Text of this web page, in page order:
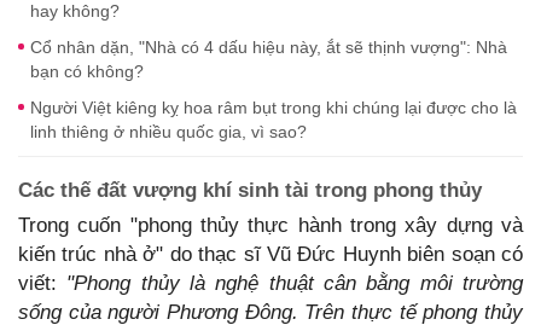
hay không?
Cổ nhân dặn, "Nhà có 4 dấu hiệu này, ắt sẽ thịnh vượng": Nhà
bạn có không?
Người Việt kiêng kỵ hoa râm bụt trong khi chúng lại được cho là
linh thiêng ở nhiều quốc gia, vì sao?
Các thế đất vượng khí sinh tài trong phong thủy
Trong cuốn "phong thủy thực hành trong xây dựng và
kiến trúc nhà ở" do thạc sĩ Vũ Đức Huynh biên soạn có
viết: "Phong thủy là nghệ thuật cân bằng môi trường
sống của người Phương Đông. Trên thực tế phong thủy